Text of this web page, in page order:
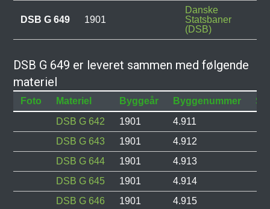
DSB G 649 1901
Danske
Statsbaner
(DSB)
DSB G 649 er leveret sammen med følgende
materiel
Foto Materiel Byggeår Byggenummer
DSB G 642
1901
4.911
DSB G 643
1901
4.912
DSB G 644
1901
4.913
DSB G 645
1901
4.914
DSB G 646
1901
4.915